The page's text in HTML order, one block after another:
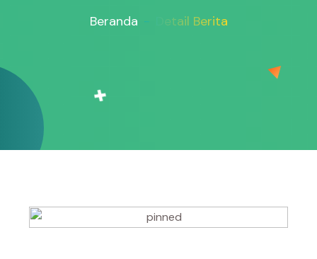
Beranda Detail Berita